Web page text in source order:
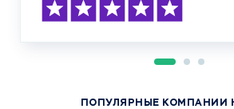
ПОПУЛЯРНЫЕ КОМПАНИИ